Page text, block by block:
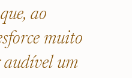
ao
muito
um